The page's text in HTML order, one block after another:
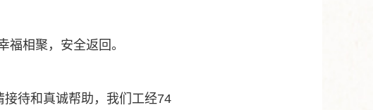
福相聚，安全返回。
待和真诚帮助，我们工经74